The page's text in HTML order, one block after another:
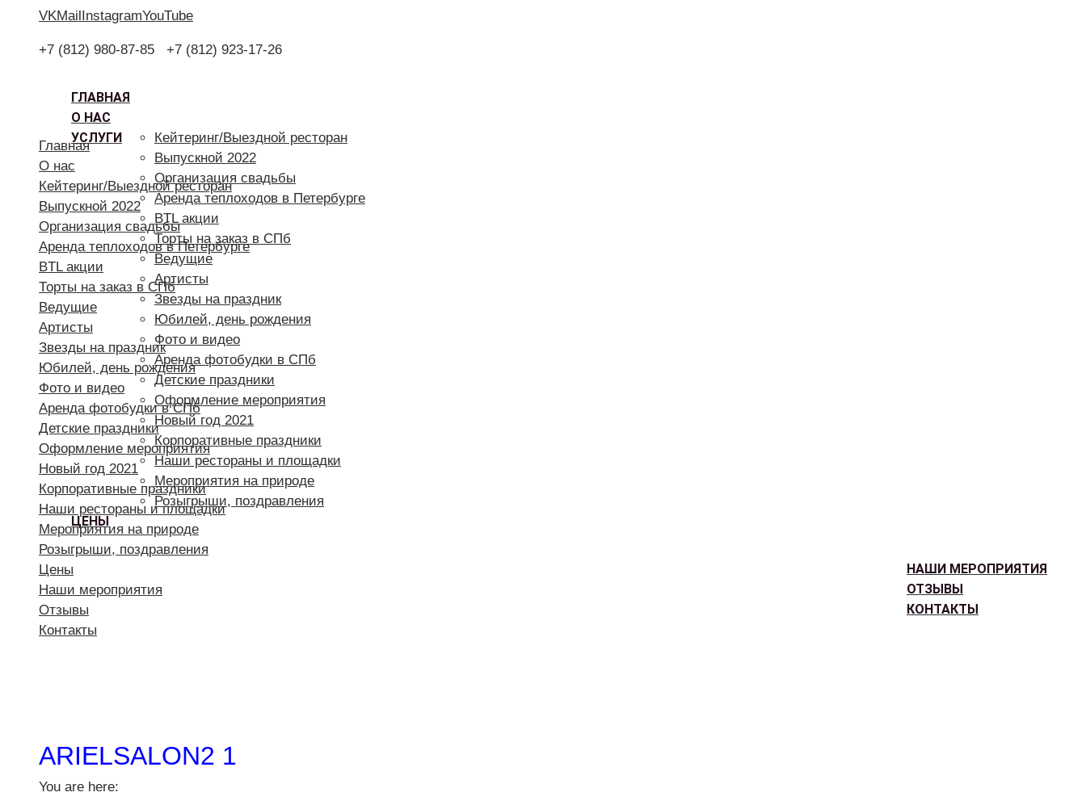
VKMailInstagramYouTube
+7 (812) 980-87-85 +7 (812) 923-17-26
ГЛАВНАЯ
О НАС
УСЛУГИ
Кейтеринг/Выездной ресторан
Выпускной 2022
Организация свадьбы
Аренда теплоходов в Петербурге
BTL акции
Торты на заказ в СПб
Ведущие
Артисты
Звезды на праздник
Юбилей, день рождения
Фото и видео
Аренда фотобудки в СПб
Детские праздники
Оформление мероприятия
Новый год 2021
Корпоративные праздники
Наши рестораны и площадки
Мероприятия на природе
Розыгрыши, поздравления
ЦЕНЫ
НАШИ МЕРОПРИЯТИЯ
ОТЗЫВЫ
КОНТАКТЫ
Главная
О нас
Кейтеринг/Выездной ресторан
Выпускной 2022
Организация свадьбы
Аренда теплоходов в Петербурге
BTL акции
Торты на заказ в СПб
Ведущие
Артисты
Звезды на праздник
Юбилей, день рождения
Фото и видео
Аренда фотобудки в СПб
Детские праздники
Оформление мероприятия
Новый год 2021
Корпоративные праздники
Наши рестораны и площадки
Мероприятия на природе
Розыгрыши, поздравления
Цены
Наши мероприятия
Отзывы
Контакты
ARIELSALON2 1
You are here: